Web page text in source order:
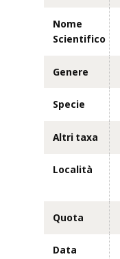
Nome
Scientifico
Genere
Specie
Altri taxa
Località
Quota
Data